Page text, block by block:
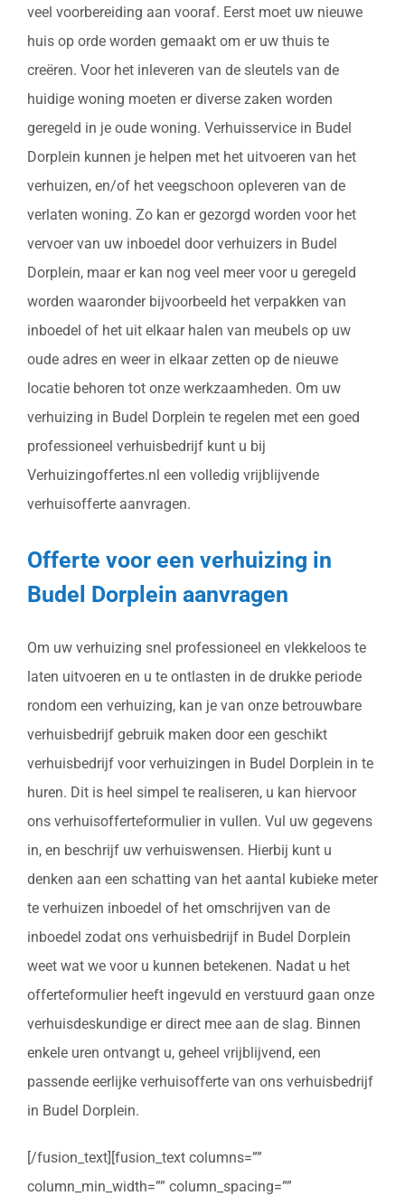
veel voorbereiding aan vooraf. Eerst moet uw nieuwe
huis op orde worden gemaakt om er uw thuis te
creëren. Voor het inleveren van de sleutels van de
huidige woning moeten er diverse zaken worden
geregeld in je oude woning. Verhuisservice in Budel
Dorplein kunnen je helpen met het uitvoeren van het
verhuizen, en/of het veegschoon opleveren van de
verlaten woning. Zo kan er gezorgd worden voor het
vervoer van uw inboedel door verhuizers in Budel
Dorplein, maar er kan nog veel meer voor u geregeld
worden waaronder bijvoorbeeld het verpakken van
inboedel of het uit elkaar halen van meubels op uw
oude adres en weer in elkaar zetten op de nieuwe
locatie behoren tot onze werkzaamheden. Om uw
verhuizing in Budel Dorplein te regelen met een goed
professioneel verhuisbedrijf kunt u bij
Verhuizingoffertes.nl een volledig vrijblijvende
verhuisofferte aanvragen.
Offerte voor een verhuizing in
Budel Dorplein aanvragen
Om uw verhuizing snel professioneel en vlekkeloos te
laten uitvoeren en u te ontlasten in de drukke periode
rondom een verhuizing, kan je van onze betrouwbare
verhuisbedrijf gebruik maken door een geschikt
verhuisbedrijf voor verhuizingen in Budel Dorplein in te
huren. Dit is heel simpel te realiseren, u kan hiervoor
ons verhuisofferteformulier in vullen. Vul uw gegevens
in, en beschrijf uw verhuiswensen. Hierbij kunt u
denken aan een schatting van het aantal kubieke meter
te verhuizen inboedel of het omschrijven van de
inboedel zodat ons verhuisbedrijf in Budel Dorplein
weet wat we voor u kunnen betekenen. Nadat u het
offerteformulier heeft ingevuld en verstuurd gaan onze
verhuisdeskundige er direct mee aan de slag. Binnen
enkele uren ontvangt u, geheel vrijblijvend, een
passende eerlijke verhuisofferte van ons verhuisbedrijf
in Budel Dorplein.
[/fusion_text][fusion_text columns=””
column_min_width=”” column_spacing=””